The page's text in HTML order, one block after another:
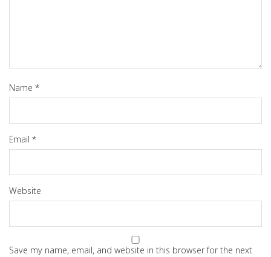
Name *
Email *
Website
Save my name, email, and website in this browser for the next